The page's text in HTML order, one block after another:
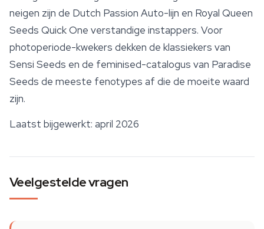
neigen zijn de Dutch Passion Auto-lijn en Royal Queen
Seeds Quick One verstandige instappers. Voor
photoperiode-kwekers dekken de klassiekers van
Sensi Seeds en de feminised-catalogus van Paradise
Seeds de meeste fenotypes af die de moeite waard
zijn.
Laatst bijgewerkt: april 2026
Veelgestelde vragen